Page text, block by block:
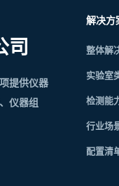
司
提供仪器
仪器组
解决方
整体解
实验室
检测能
行业场
配置清